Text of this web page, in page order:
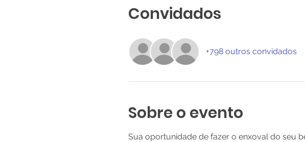
Convidados
+798 outros convidados
Sobre o evento
Sua oportunidade de fazer o enxoval do seu